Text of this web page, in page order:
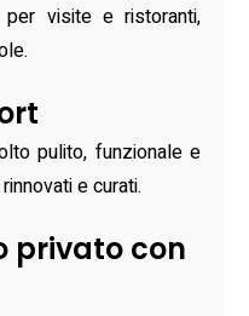
visite e ristoranti,
pulito, funzionale e
e curati.
privato con